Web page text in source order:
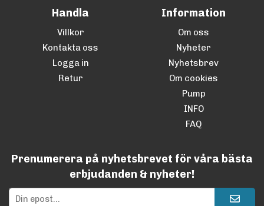
Handla
Villkor
Kontakta oss
Logga in
Retur
Information
Om oss
Nyheter
Nyhetsbrev
Om cookies
Pump
INFO
FAQ
Prenumerera på nyhetsbrevet för våra bästa
erbjudanden & nyheter!